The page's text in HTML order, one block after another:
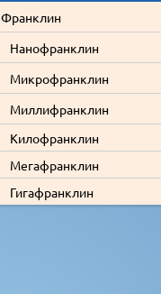
Франклин
Нанофранклин
Микрофранклин
Миллифранклин
Килофранклин
Мегафранклин
Гигафранклин